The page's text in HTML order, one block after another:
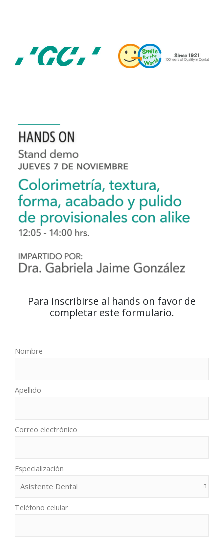
Para inscribirse al hands on favor de
completar este formulario.
Nombre
Apellido
Correo electrónico
Especialización
Teléfono celular